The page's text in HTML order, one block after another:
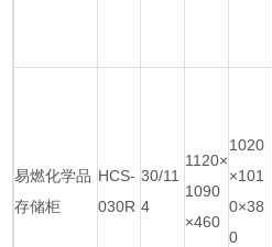
易燃化学品
存储柜
HCS-
030R
30/11
4
1120×
1090
×460
1020
×101
0×38
0